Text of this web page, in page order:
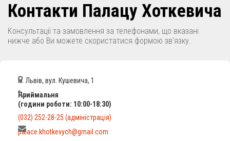
Контакти Палацу Хоткевича
Консультації та замовлення за телефонами, що вказані
нижче або Ви можете скористатися формою зв'язку.
м. Львів, вул. Кушевича, 1
Приймальня
(години роботи: 10:00-18:30)
(032) 252-28-25 (адміністрація)
palace.khotkevych@gmail.com